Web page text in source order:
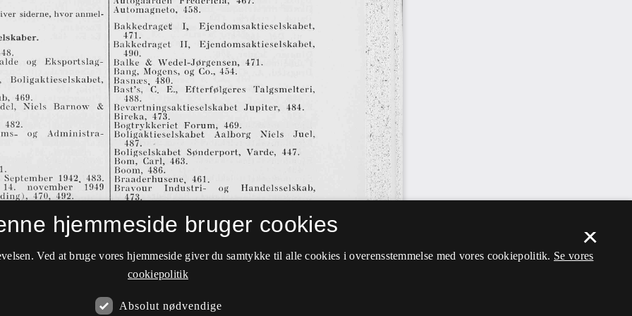
×
hjemmeside bruger cookies
Ved at bruge vores hjemmeside giver du samtykke til alle cookies i overensstemmelse med vores cookiepolitik. Se vores
cookiepolitik
Absolut nødvendige